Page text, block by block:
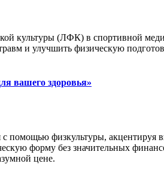
культуры (ЛФК) в спортивной
и улучшить физическую
вашего здоровья»
с помощью физкультуры,
форму без значительных
цене.